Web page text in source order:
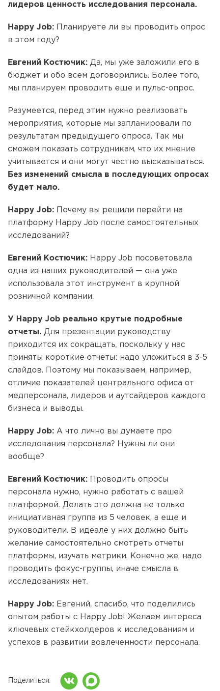
лидеров ценность исследования персонала.
Happy Job: Планируете ли вы проводить опрос
в этом году?
Евгений Костючик: Да, мы уже заложили его в
бюджет и обо всем договорились. Более того,
мы планируем проводить еще и пульс-опрос.
Разумеется, перед этим нужно реализовать
мероприятия, которые мы запланировали по
результатам предыдущего опроса. Так мы
сможем показать сотрудникам, что их мнение
учитывается и они могут честно высказываться.
Без изменений смысла в последующих опросах
будет мало.
Happy Job: Почему вы решили перейти на
платформу Happy Job после самостоятельных
исследований?
Евгений Костючик: Happy Job посоветовала
одна из наших руководителей — она уже
использовала этот инструмент в крупной
розничной компании.
У Happy Job реально крутые подробные
отчеты. Для презентации руководству
приходится их сокращать, поскольку у нас
приняты короткие отчеты: надо уложиться в 3-5
слайдов. Поэтому мы показываем, например,
отличие показателей центрального офиса от
медперсонала, лидеров и аутсайдеров каждого
бизнеса и выводы.
Happy Job: А что лично вы думаете про
исследования персонала? Нужны ли они
вообще?
Евгений Костючик: Проводить опросы
персонала нужно, нужно работать с вашей
платформой. Делать это должна не только
инициативная группа из 5 человек, а еще и
руководители. В идеале у них должно быть
желание самостоятельно смотреть отчеты
платформы, изучать метрики. Конечно же, надо
проводить фокус-группы, иначе смысла в
исследованиях нет.
Happy Job: Евгений, спасибо, что поделились
опытом работы с Happy Job! Желаем интереса
ключевых стейкхолдеров к исследованиям и
успехов в развитии вовлеченности персонала.
Поделиться